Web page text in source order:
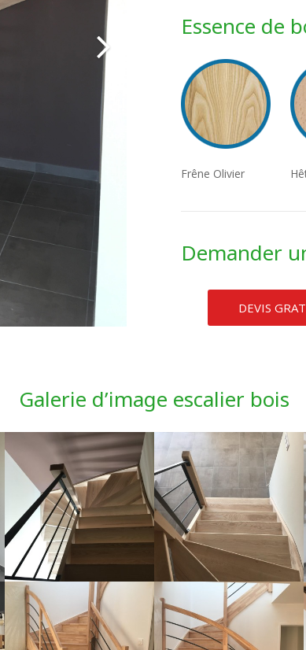
Essence de
Frêne Olivier
Demander
DEVIS
Galerie d’image escalier bois